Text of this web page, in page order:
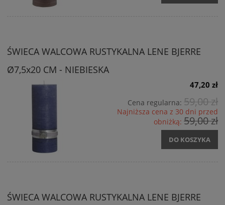
ŚWIECA WALCOWA RUSTYKALNA LENE BJERRE
Ø7,5x20 CM - NIEBIESKA
47,20 zł
Cena regularna: 59,00 zł
Najniższa cena z 30 dni przed
obniżką: 59,00 zł
DO KOSZYKA
ŚWIECA WALCOWA RUSTYKALNA LENE BJERRE